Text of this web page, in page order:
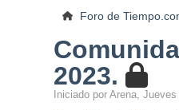
Foro de
2023.
Iniciado por Arena,